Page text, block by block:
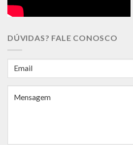
DÚVIDAS? FALE CONOSCO